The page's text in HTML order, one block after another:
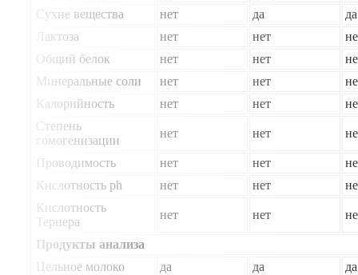
Сухие вещества
нет да
да
Лактоза
нет нет
Общий белок
нет нет
Минеральные соли
нет нет
Калорийность
нет нет
Степень
гомогенизации
нет нет
Проводимость нет нет
Кислотность ph
нет нет
Кислотность
Тернера
нет нет
Продукты анализа
Цельное молоко
да да
да